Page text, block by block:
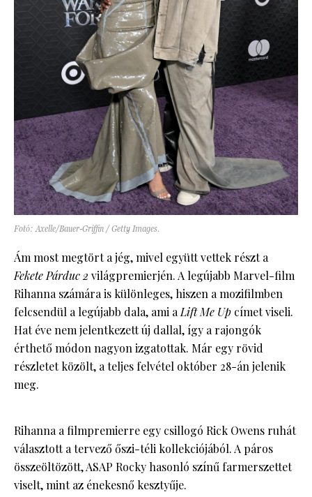
Fotó: Axelle/Bauer-Griffin / Getty Images.
Ám most megtört a jég, mivel együtt vettek részt a
Fekete Párduc 2 világpremierjén. A legújabb Marvel-film
Rihanna számára is különleges, hiszen a mozifilmben
felcsendül a legújabb dala, ami aLift Me Up címet viseli.
Hat éve nem jelentkezett új dallal, így a rajongók
érthető módon nagyon izgatottak. Már egy rövid
részletet közölt, a teljes felvétel október 28-án jelenik
meg.
Rihanna a filmpremierre egy csillogó Rick Owens ruhát
választott a tervező őszi-téli kollekciójából. A páros
összeöltözött, ASAP Rocky hasonló színű farmerszettet
viselt, mint az énekesnő kesztyűje.